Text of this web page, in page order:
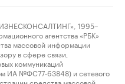
1995–
агентства «РБК»
массовой информации
в сфере связи,
коммуникаций
ИА №ФС77-63848) и сетевого